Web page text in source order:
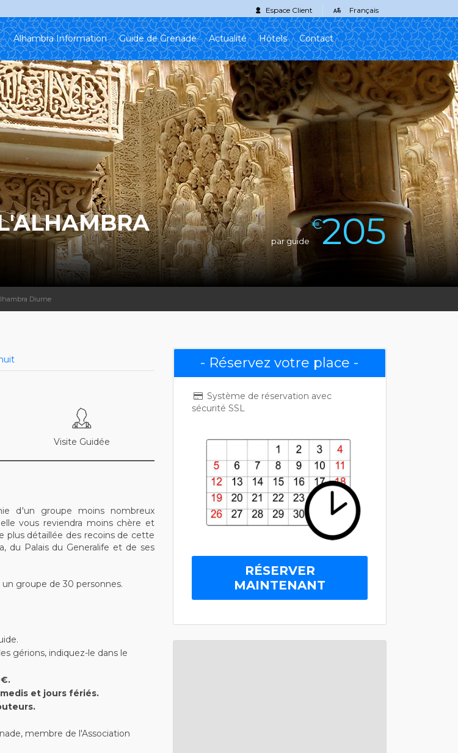
Espace Client Français
Alhambra Information Guide de Grenade Actualité Hôtels Contact
par guide
€205
Diurne
Visite Guidée
d'un groupe moins nombreux
vous reviendra moins chère et
détaillée des recoins de cette
du Palais du Generalife et de ses
groupe de 30 personnes.
gérions, indiquez-le dans le
et jours fériés.
membre de l'Association
- Réservez votre place -
Système de réservation avec
sécurité SSL
RÉSERVER
MAINTENANT